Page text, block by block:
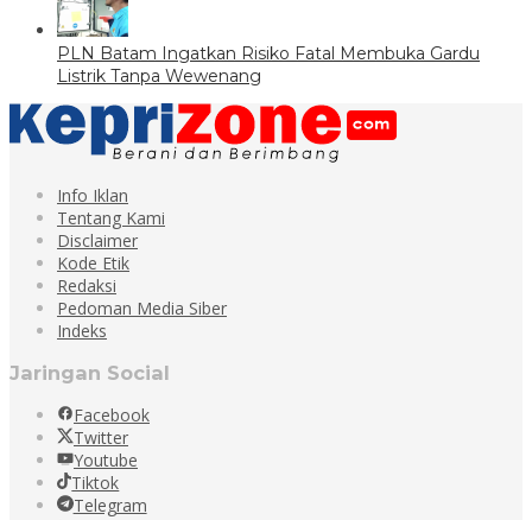
PLN Batam Ingatkan Risiko Fatal Membuka Gardu
Listrik Tanpa Wewenang
Info Iklan
Tentang Kami
Disclaimer
Kode Etik
Redaksi
Pedoman Media Siber
Indeks
Jaringan Social
Facebook
Twitter
Youtube
Tiktok
Telegram